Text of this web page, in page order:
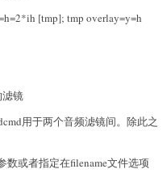
[tmp]; tmp overlay=y=h
镜
用于两个音频滤镜间。除此之
数或者指定在filename文件选项